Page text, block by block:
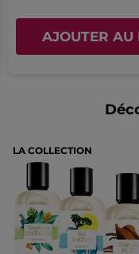
AJOUTER AU
LA COLLECTION